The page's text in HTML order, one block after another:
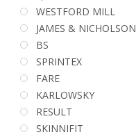
WESTFORD MILL
JAMES & NICHOLSON
BS
SPRINTEX
FARE
KARLOWSKY
RESULT
SKINNIFIT